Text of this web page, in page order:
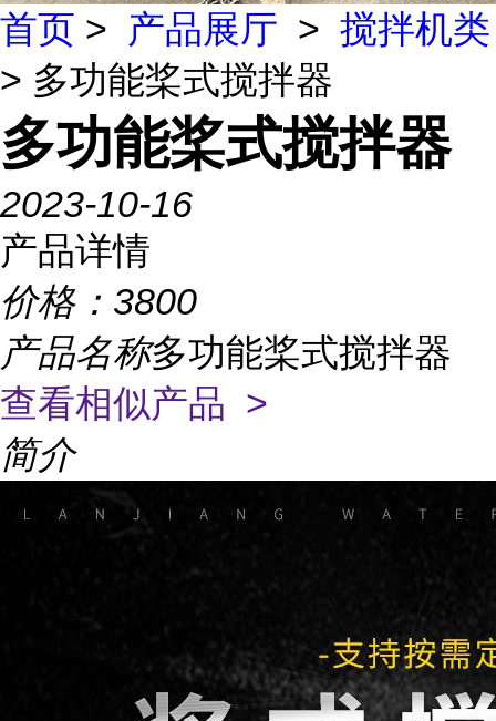
首页 > 产品展厅 > 搅拌机类
> 多功能桨式搅拌器
多功能桨式搅拌器
2023-10-16
产品详情
价格： 3800
产品名称多功能桨式搅拌器
查看相似产品 >
简介